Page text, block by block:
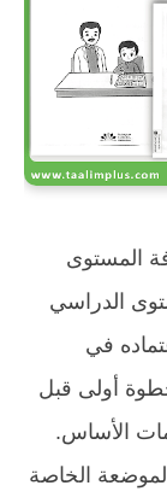
المستوى
الدراسي
في
أولى قبل
الأساس.
الخاصة